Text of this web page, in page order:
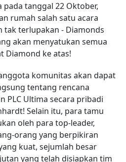
tanggal 22 Oktober,
rumah salah satu acara
tak terlupakan - Diamonds
akan menyatukan semua
Diamond ke atas!
komunitas akan dapat
tentang rencana
PLC Ultima secara pribadi
Selain itu, para tamu
oleh para top-leader,
orang yang berpikiran
kuat, sejumlah besar
yang telah disiapkan tim